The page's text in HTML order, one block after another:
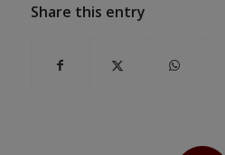
Share this entry